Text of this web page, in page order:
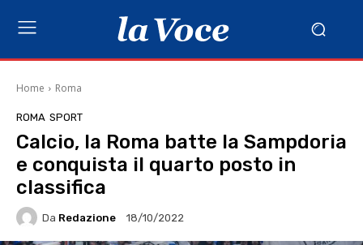
Home Roma
ROMA SPORT
Calcio, la Roma batte la Sampdoria
e conquista il quarto posto in
classifica
Da Redazione 18/10/2022